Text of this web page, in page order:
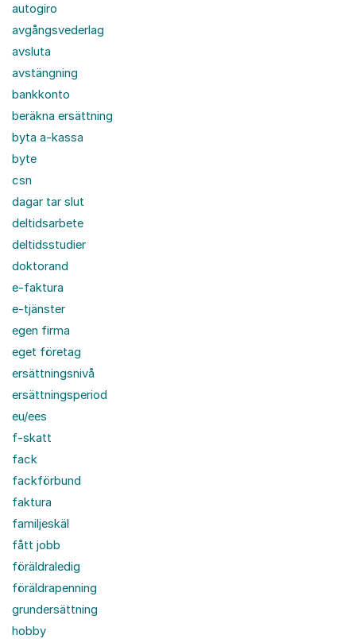
autogiro
avgångsvederlag
avsluta
avstängning
bankkonto
beräkna ersättning
byta a-kassa
byte
csn
dagar tar slut
deltidsarbete
deltidsstudier
doktorand
e-faktura
e-tjänster
egen firma
eget företag
ersättningsnivå
ersättningsperiod
eu/ees
f-skatt
fack
fackförbund
faktura
familjeskäl
fått jobb
föräldraledig
föräldrapenning
grundersättning
hobby